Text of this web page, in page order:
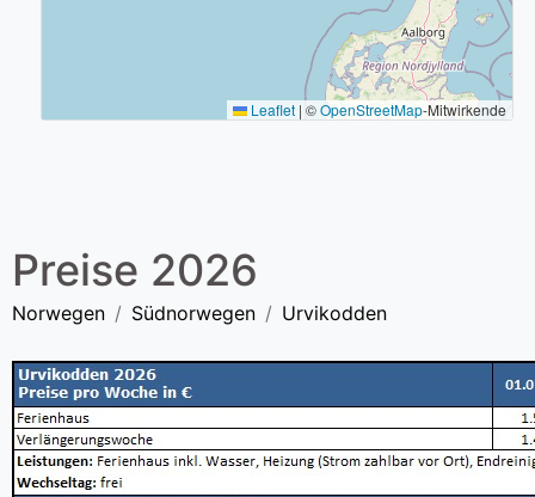
Leaflet | ©OpenStreetMap-Mitwirkende
Preise 2026
Norwegen Südnorwegen Urvikodden